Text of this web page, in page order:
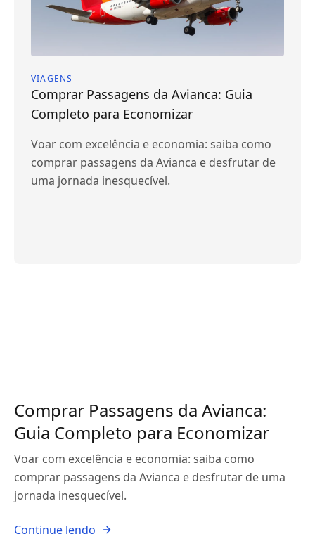
VIAGENS
Comprar Passagens da Avianca: Guia
Completo para Economizar
Voar com excelência e economia: saiba como
comprar passagens da Avianca e desfrutar de
uma jornada inesquecível.
Comprar Passagens da Avianca:
Guia Completo para Economizar
Voar com excelência e economia: saiba como
comprar passagens da Avianca e desfrutar de uma
jornada inesquecível.
Continue lendo